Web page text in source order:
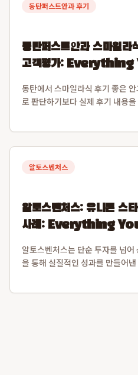
동탄퍼스트안과 후기
동탄퍼스트안과 스마일라
고객평가:
동탄에서 스마일라식 후기 좋은
로 판단하기보다 실제 후기 내용
알토스벤처스
알토스벤처스: 유니콘 스
사례: Everything
알토스벤처스는 단순 투자를 넘
을 통해 실질적인 성과를 만들어